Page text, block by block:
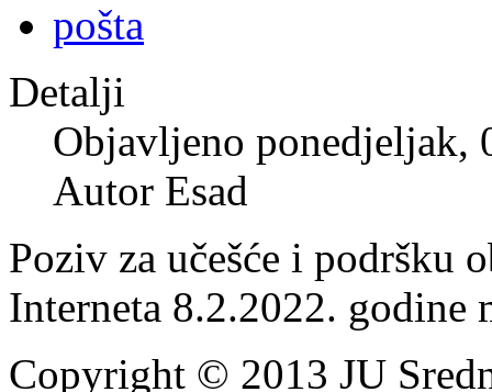
Detalji
Objavljeno ponedjeljak,
Autor Esad
Poziv za učešće i podršku
Interneta 8.2.2022. godine
Copyright © 2013 JU